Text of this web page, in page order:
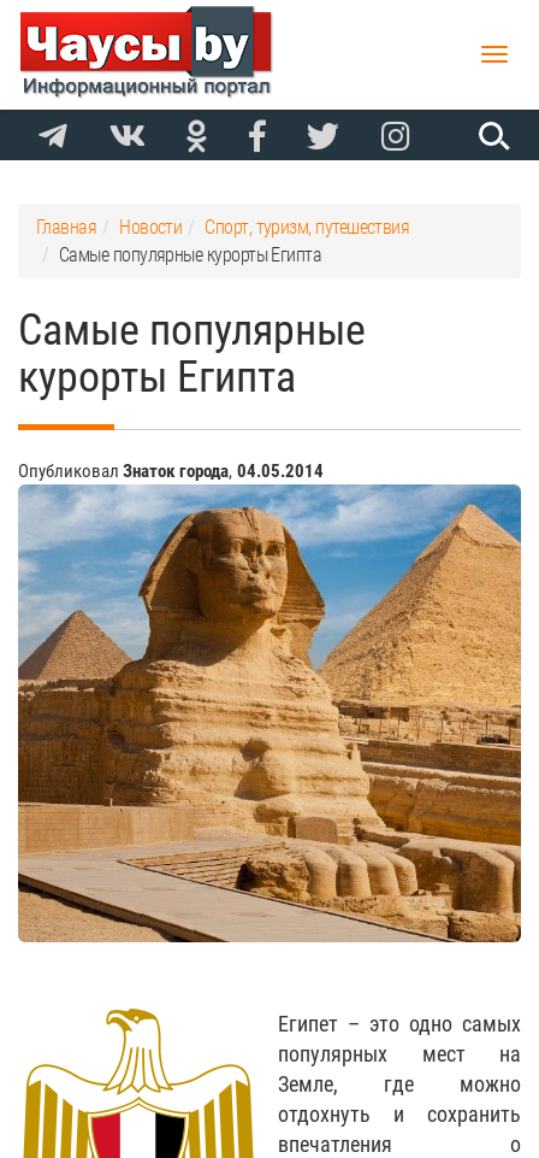
Toggle
Главная Новости
Спорт, туризм, путешествия
Самые популярные курорты Египта
Самые популярные
курорты Египта
Опубликовал Знаток города, 04.05.2014
Египет – это одно самых
популярных мест на
Земле, где можно
отдохнуть и сохранить
впечатления о